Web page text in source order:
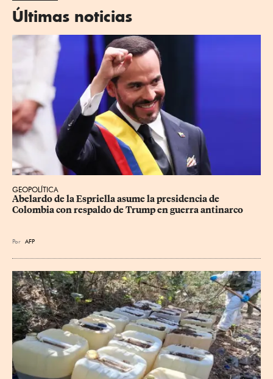
Últimas noticias
GEOPOLÍTICA
Abelardo de la Espriella asume la presidencia de
Colombia con respaldo de Trump en guerra antinarco
Por AFP